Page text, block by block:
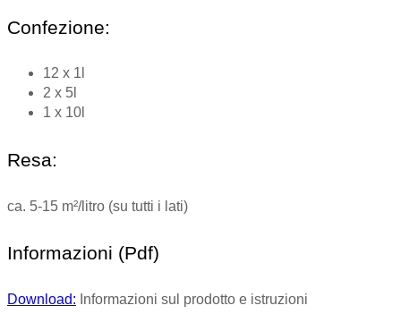
Confezione:
12 x 1l
2 x 5l
1 x 10l
Resa:
ca. 5-15 m²/litro (su tutti i lati)
Informazioni (Pdf)
Download: Informazioni sul prodotto e istruzioni